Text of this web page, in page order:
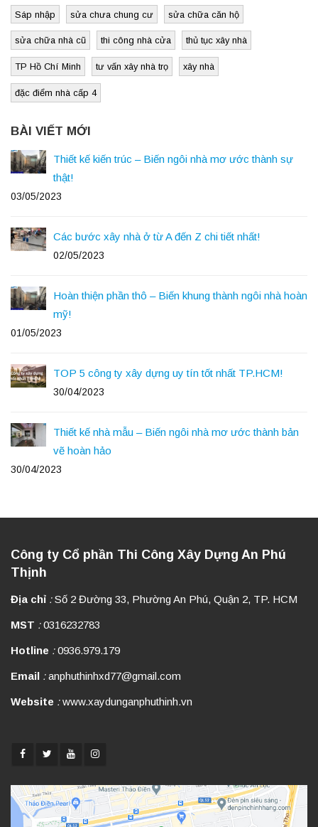
Sáp nhập sửa chưa chung cư sửa chữa căn hộ
sửa chữa nhà cũ thi công nhà cửa thủ tục xây nhà
TP Hồ Chí Minh tư vấn xây nhà trọ xây nhà
đặc điểm nhà cấp 4
BÀI VIẾT MỚI
Thiết kế kiến trúc – Biến ngôi nhà mơ ước thành sự
thật!
03/05/2023
Các bước xây nhà ở từ A đến Z chi tiết nhất!
02/05/2023
Hoàn thiện phần thô – Biến khung thành ngôi nhà hoàn
mỹ!
01/05/2023
TOP 5 công ty xây dựng uy tín tốt nhất TP.HCM!
30/04/2023
Thiết kế nhà mẫu – Biến ngôi nhà mơ ước thành bản
vẽ hoàn hảo
30/04/2023
Công ty Cổ phần Thi Công Xây Dựng An Phú
Thịnh
Địa chỉ :Số 2 Đường 33, Phường An Phú, Quận 2, TP. HCM
MST :0316232783
Hotline : 0936.979.179
Email :anphuthinhxd77@gmail.com
Website :www.xaydunganphuthinh.vn